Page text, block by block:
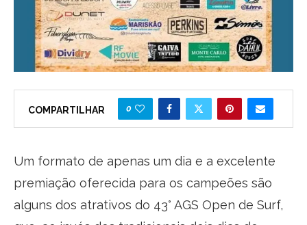
COMPARTILHAR 0
Um formato de apenas um dia e a excelente
premiação oferecida para os campeões são
alguns dos atrativos do 43° AGS Open de Surf,